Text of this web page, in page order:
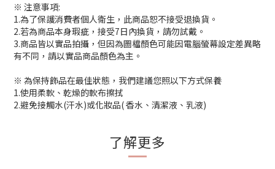
※ 注意事項:
1.為了保護消費者個人衛生，此商品恕不接受退換貨。
2.若為商品本身瑕疵，接受7日內換貨，請勿試戴。
3.商品皆以實品拍攝，但因為圖檔顏色可能因電腦螢幕設定差異略
有不同，請以實品商品顏色為主。
※ 為保持飾品在最佳狀態，我們建議您照以下方式保養
1.使用柔軟、乾燥的軟布擦拭
2.避免接觸水(汗水)或化妝品( 香水、清潔液、乳液)
了解更多